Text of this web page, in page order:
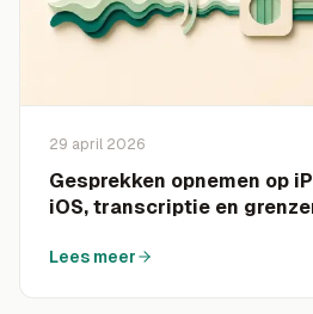
29 april 2026
Gesprekken opnemen op
iOS, transcriptie en
Lees meer